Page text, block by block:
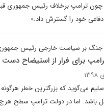
چون ترامپ برخلاف رئیس جمهوری
خود را گسترش داد.»
جنگ بر سیاست خارجی رئیس
برای فرار از استیضاح
می‌گوید که بزرگترین خطر
باشد. اما در دولت ترامپ سطح